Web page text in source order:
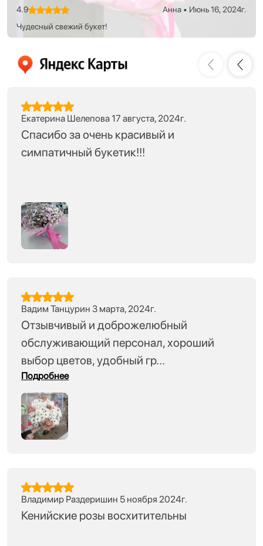
4.9 Анна • Июнь 16, 2024г.
Чудесный свежий букет!
Екатерина Шелепова 17 августа, 2024г.
Спасибо за очень красивый и
симпатичный букетик!!!
Вадим Танцурин 3 марта, 2024г.
Отзывчивый и доброжелюбный
обслуживающий персонал, хороший
выбор цветов, удобный гр...
Подробнее
Владимир Раздеришин 5 ноября 2024г.
Кенийские розы восхитительны